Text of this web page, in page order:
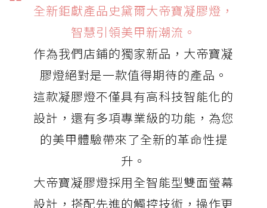
全新鉅獻產品史黛爾大帝寶凝膠燈，
智慧引領美甲新潮流。
作為我們店鋪的獨家新品，大帝寶凝
膠燈絕對是一款值得期待的產品。
這款凝膠燈不僅具有高科技智能化的
設計，還有多項專業級的功能，為您
的美甲體驗帶來了全新的革命性提
升。
大帝寶凝膠燈採用全智能型雙面螢幕
設計，搭配先進的觸控技術，操作更